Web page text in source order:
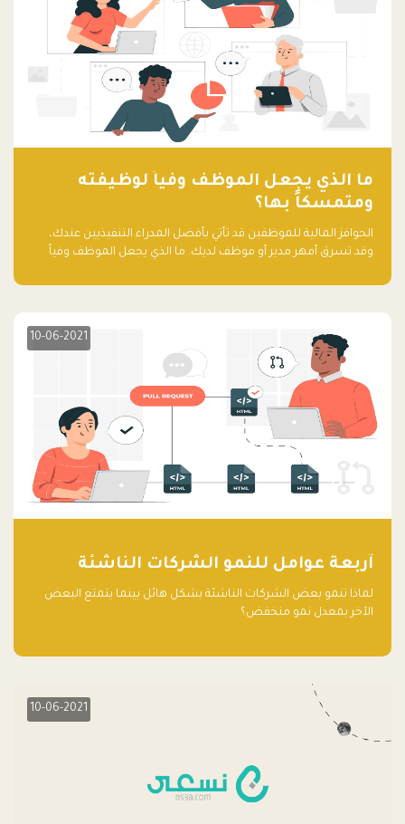
ما الذي يجعل الموظف وفياً لوظيفته
ومتمسكاً بها؟
الحوافز المالية للموظفين قد تأتي بأفضل المدراء التنفيذيين عندك،
وقد تسرق أمهر مدير أو موظف لديك. ما الذي يجعل الموظف وفياً
10-06-2021
آربعة عوامل للنمو الشركات الناشئة
لماذا تنمو بعض الشركات الناشئة بشكل هائل بينما يتمتع البعض
الآخر بمعدل نمو منخفض؟
10-06-2021